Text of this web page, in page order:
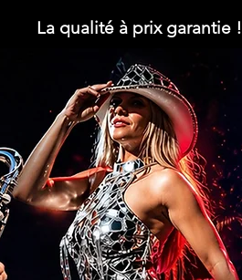
La qualité à prix garantie !